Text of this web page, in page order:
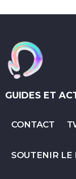
GUIDES ET
CONTACT
SOUTENIR LE